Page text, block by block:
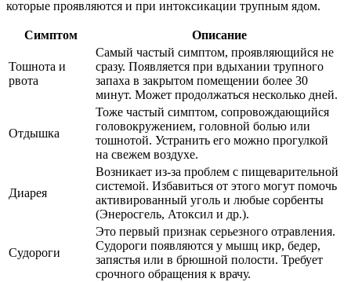
которые проявляются и при интоксикации трупным ядом.
Симптом Описание
Тошнота и
рвота
Самый частый симптом, проявляющийся не
сразу. Появляется при вдыхании трупного
запаха в закрытом помещении более 30
минут. Может продолжаться несколько дней.
Отдышка
Тоже частый симптом, сопровождающийся
головокружением, головной болью или
тошнотой. Устранить его можно прогулкой
на свежем воздухе.
Диарея
Возникает из-за проблем с пищеварительной
системой. Избавиться от этого могут помочь
активированный уголь и любые сорбенты
(Энеросгель, Атоксил и др.).
Судороги
Это первый признак серьезного отравления.
Судороги появляются у мышц икр, бедер,
запястья или в брюшной полости. Требует
срочного обращения к врачу.